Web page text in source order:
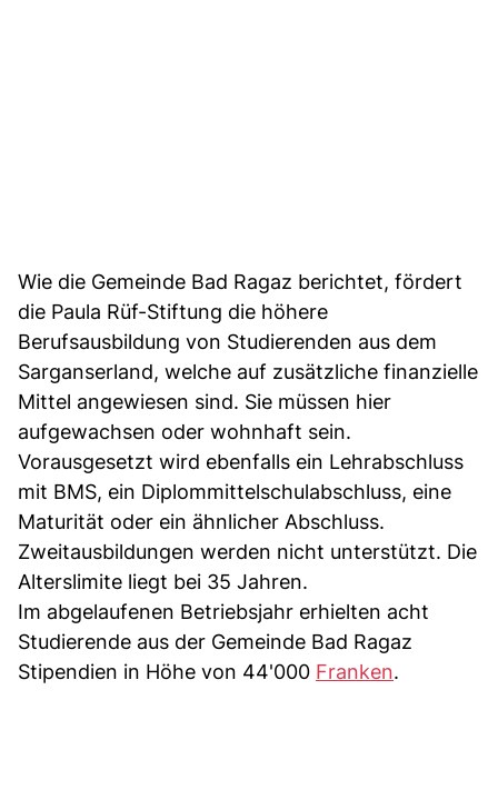
Wie die Gemeinde Bad Ragaz berichtet, fördert
die Paula Rüf-Stiftung die höhere
Berufsausbildung von Studierenden aus dem
Sarganserland, welche auf zusätzliche finanzielle
Mittel angewiesen sind. Sie müssen hier
aufgewachsen oder wohnhaft sein.
Vorausgesetzt wird ebenfalls ein Lehrabschluss
mit BMS, ein Diplommittelschulabschluss, eine
Maturität oder ein ähnlicher Abschluss.
Zweitausbildungen werden nicht unterstützt. Die
Alterslimite liegt bei 35 Jahren.
Im abgelaufenen Betriebsjahr erhielten acht
Studierende aus der Gemeinde Bad Ragaz
Stipendien in Höhe von 44'000 Franken.